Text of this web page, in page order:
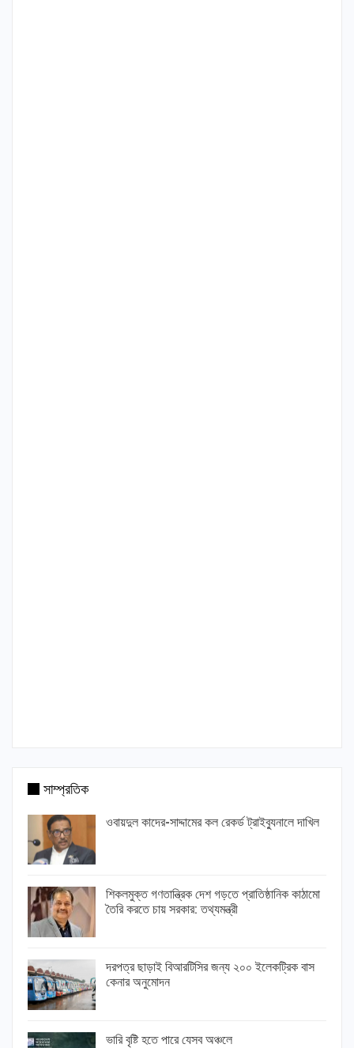
সাম্প্রতিক
ওবায়দুল কাদের-সাদ্দামের কল রেকর্ড ট্রাইব্যুনালে দাখিল
শিকলমুক্ত গণতান্ত্রিক দেশ গড়তে প্রাতিষ্ঠানিক কাঠামো
তৈরি করতে চায় সরকার: তথ্যমন্ত্রী
দরপত্র ছাড়াই বিআরটিসির জন্য ২০০ ইলেকট্রিক বাস
কেনার অনুমোদন
ভারি বৃষ্টি হতে পারে যেসব অঞ্চলে